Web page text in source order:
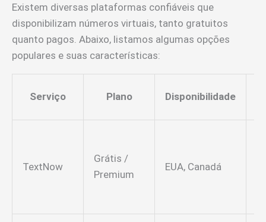
Existem diversas plataformas confiáveis que
disponibilizam números virtuais, tanto gratuitos
quanto pagos. Abaixo, listamos algumas opções
populares e suas características:
Serviço Plano Disponibilidade
TextNow
Grátis /
Premium
EUA, Canadá